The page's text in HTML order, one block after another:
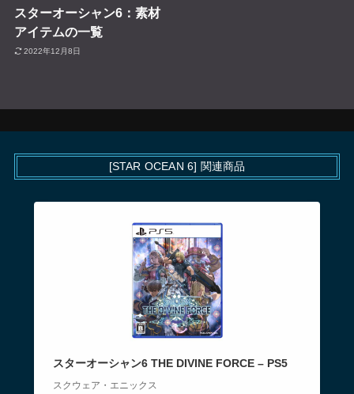
スターオーシャン6：素材
アイテムの一覧
2022年12月8日
[STAR OCEAN 6] 関連商品
スターオーシャン6 THE DIVINE FORCE – PS5
スクウェア・エニックス